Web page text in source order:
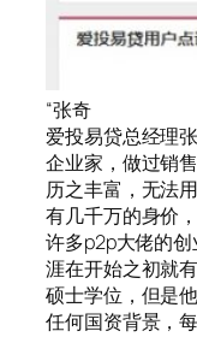
“张奇
爱投易贷总经理
企业家，做过销
历之丰富，无法
有几千万的身价
许多p2p大佬的
涯在开始之初就
硕士学位，但是
任何国资背景，